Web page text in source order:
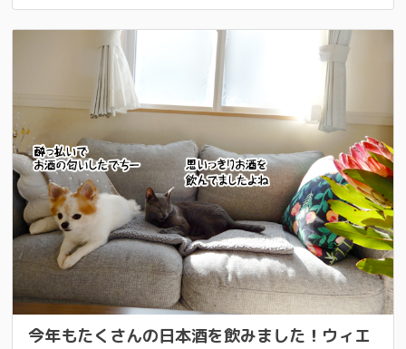
今年もたくさんの日本酒を飲みました！ウィエ